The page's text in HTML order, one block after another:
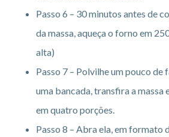
Passo 6 – 30 minutos antes de
da massa, aqueça o forno em
alta)
Passo 7 – Polvilhe um pouco de
uma bancada, transfira a massa
em quatro porções.
Passo 8 – Abra ela, em formato